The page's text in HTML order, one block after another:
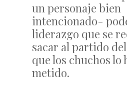
un personaje bien
intencionado-
liderazgo que se
sacar al partido
que los chuchos lo
metido.